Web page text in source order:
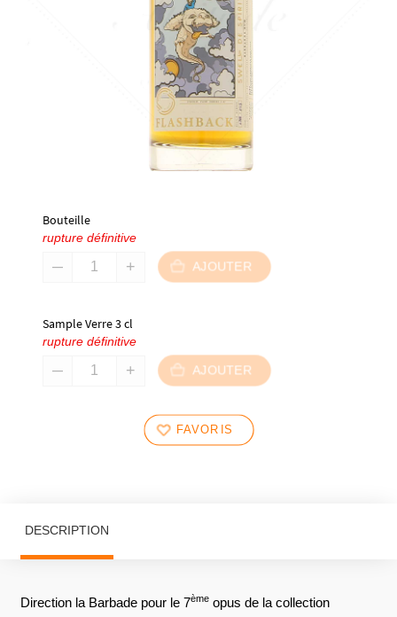
Bouteille
rupture définitive
AJOUTER
Sample Verre 3 cl
rupture définitive
AJOUTER
FAVORIS
DESCRIPTION
Direction la Barbade pour le 7èmeopus de la collection